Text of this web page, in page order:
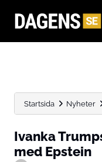
Startsida Nyheter
Ivanka
med Epstein